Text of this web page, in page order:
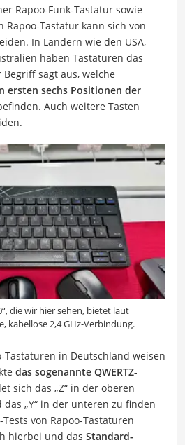
Rapoo-Funk-Tastatur sowie
Tastatur kann sich von
In Ländern wie den USA,
haben Tastaturen das
Begriff sagt aus, welche
ersten sechs Positionen der
Auch weitere Tasten
die wir hier sehen, bietet laut
kabellose 2,4 GHz-Verbindung.
Tastaturen in Deutschland weisen
das sogenannte QWERTZ-
sich das „Z“ in der oberen
„Y“ in der unteren zu finden
von Rapoo-Tastaturen
hierbei und das Standard-